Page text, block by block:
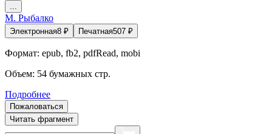
М. Рыбалко
Электронная8 ₽ Печатная507 ₽
Формат: epub, fb2, pdfRead, mobi
Объем: 54 бумажных стр.
Подробнее
Пожаловаться
Читать фрагмент